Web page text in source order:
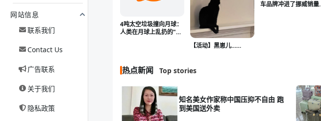
网站信息
联系我们
Contact Us
广告联系
关于我们
隐私政策
4吨太空垃圾撞向月球：
人类在月球上乱扔的"第
【活动】黑崽儿……
车品牌冲进了挪威销量
热点新闻 Top stories
知名美女作家称中国压抑不自由 跑
到美国送外卖